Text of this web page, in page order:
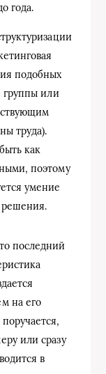
года.
подобных
группы или
труда).
как
поэтому
умение
последний
на его
или сразу
в